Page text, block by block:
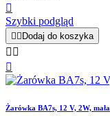

Szybki podgląd
  Dodaj do koszyka
 

Żarówka BA7s, 12 V, 2W, mała